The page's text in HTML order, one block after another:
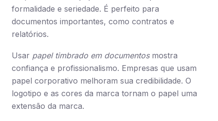
formalidade e seriedade. É perfeito para
documentos importantes, como contratos e
relatórios.
Usar papel timbrado em documentosmostra
confiança e profissionalismo. Empresas que usam
papel corporativo melhoram sua credibilidade. O
logotipo e as cores da marca tornam o papel uma
extensão da marca.